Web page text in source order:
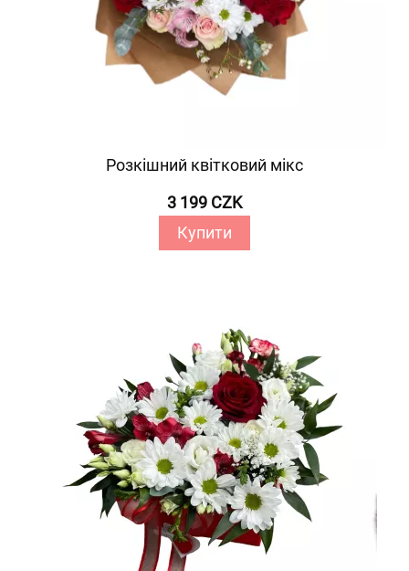
Розкішний квітковий мікс
3 199 CZK
Купити